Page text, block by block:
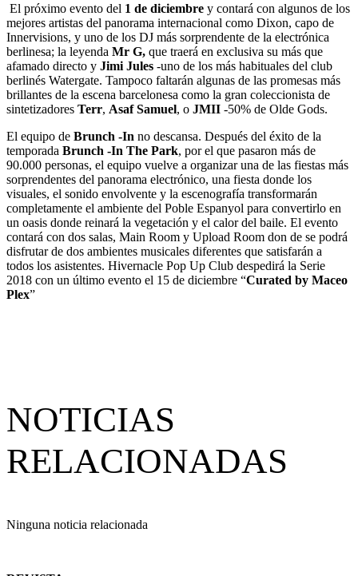
El próximo evento del 1 de diciembre y contará con algunos de los
mejores artistas del panorama internacional como Dixon, capo de
Innervisions, y uno de los DJ más sorprendente de la electrónica
berlinesa; la leyenda Mr G, que traerá en exclusiva su más que
afamado directo y Jimi Jules -uno de los más habituales del club
berlinés Watergate. Tampoco faltarán algunas de las promesas más
brillantes de la escena barcelonesa como la gran coleccionista de
sintetizadores Terr, Asaf Samuel, o JMII -50% de Olde Gods.
El equipo de Brunch -In no descansa. Después del éxito de la
temporada Brunch -In The Park, por el que pasaron más de
90.000 personas, el equipo vuelve a organizar una de las fiestas más
sorprendentes del panorama electrónico, una fiesta donde los
visuales, el sonido envolvente y la escenografía transformarán
completamente el ambiente del Poble Espanyol para convertirlo en
un oasis donde reinará la vegetación y el calor del baile. El evento
contará con dos salas, Main Room y Upload Room don de se podrá
disfrutar de dos ambientes musicales diferentes que satisfarán a
todos los asistentes. Hivernacle Pop Up Club despedirá la Serie
2018 con un último evento el 15 de diciembre “Curated by Maceo
Plex”
NOTICIAS
RELACIONADAS
Ninguna noticia relacionada